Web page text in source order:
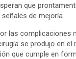
que
de mejoría.
las complicaciones
se produjo en el
que cumple en